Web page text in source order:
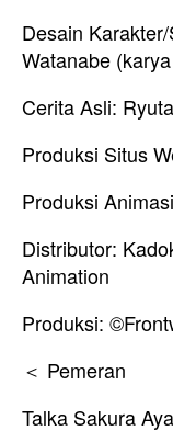
Desain
Watanabe
Cerita Asli:
Produksi Situs
Produksi
Distributor:
Animation
Produksi:
＜ Pemeran
Talka Sakura